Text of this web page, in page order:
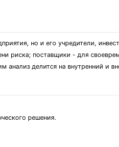
но и его учредители,
риска; поставщики - для
анализ делится на внутренний и
решения.